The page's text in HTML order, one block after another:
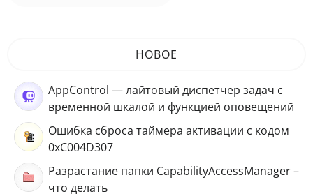
НОВОЕ
AppControl — лайтовый диспетчер задач с
временной шкалой и функцией оповещений
Ошибка сброса таймера активации с кодом
0xC004D307
Разрастание папки CapabilityAccessManager –
что делать